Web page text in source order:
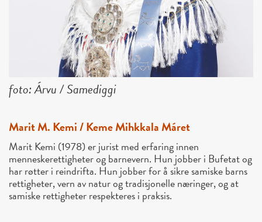
foto: Árvu / Samediggi
Marit M. Kemi / Keme Mihkkala Máret
Marit Kemi (1978) er jurist med erfaring innen
menneskerettigheter og barnevern. Hun jobber i Bufetat og
har røtter i reindrifta. Hun jobber for å sikre samiske barns
rettigheter, vern av natur og tradisjonelle næringer, og at
samiske rettigheter respekteres i praksis.